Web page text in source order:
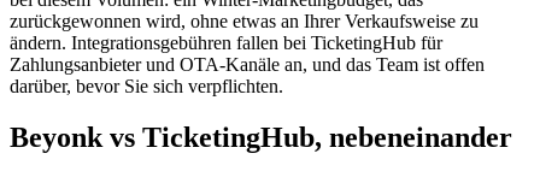
zurückgewonnen wird, ohne etwas an Ihrer Verkaufsweise zu
ändern. Integrationsgebühren fallen bei TicketingHub für
Zahlungsanbieter und OTA-Kanäle an, und das Team ist offen
darüber, bevor Sie sich verpflichten.
Beyonk vs TicketingHub, nebeneinander